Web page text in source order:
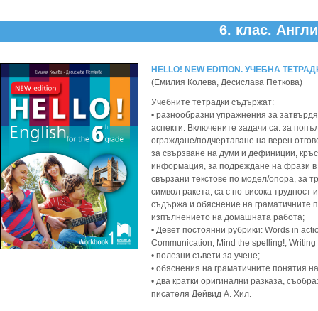
6. клас.
HELLO! NEW EDITION. УЧЕБНА
(Емилия Колева, Десислава Петкова)
Учебните тетрадки съдържат:
• разнообразни упражнения за
аспекти. Включените задачи са: за
ограждане/подчертаване на верен
за свързване на думи и дефиниции,
информация, за подреждане на фрази в
свързани текстове по модел/опора, за
символ ракета, са с по-висока
съдържа и обяснение на граматичните
изпълнението на домашната работа;
• Девет постоянни рубрики: Words in
Communication, Mind the spelling!,
• полезни съвети за учене;
• обяснения на граматичните понятия
• два кратки оригинални разказа,
писателя Дейвид А. Хил.